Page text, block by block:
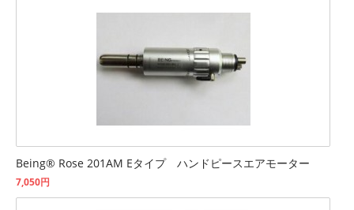
Being® Rose 201AM Eタイプ ハンドピースエアモーター
7,050円